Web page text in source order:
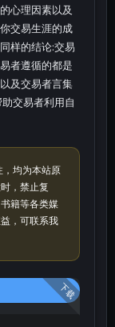
心理因素以及
交易生涯的成
样的结论:交易
者遵循的都是
及交易者言集
交易者利用自
，均为本站原
，禁止复
籍等各类媒
，可联系我
下载